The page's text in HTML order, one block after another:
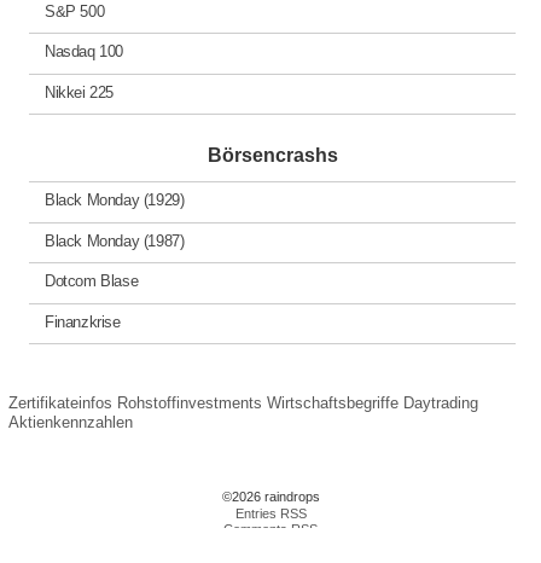
S&P 500
Nasdaq 100
Nikkei 225
Börsencrashs
Black Monday (1929)
Black Monday (1987)
Dotcom Blase
Finanzkrise
Zertifikateinfos Rohstoffinvestments Wirtschaftsbegriffe Daytrading
Aktienkennzahlen
©2026 raindrops
Entries RSS
Comments RSS